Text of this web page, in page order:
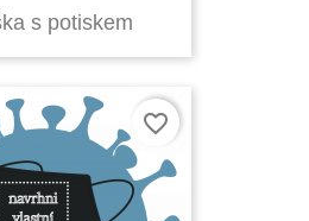
s potiskem
favorite_border